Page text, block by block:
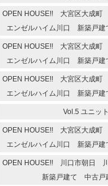
OPEN HOUSE!! 大宮区大成
エンゼルハイム川口 新築戸
OPEN HOUSE!! 大宮区大成
エンゼルハイム川口 新築戸
OPEN HOUSE!! 大宮区大成
エンゼルハイム川口 新築戸
Vol.5 ユニッ
OPEN HOUSE!! 大宮区大成
エンゼルハイム川口 新築戸
OPEN HOUSE!! 川口市朝日
新築戸建て 中古